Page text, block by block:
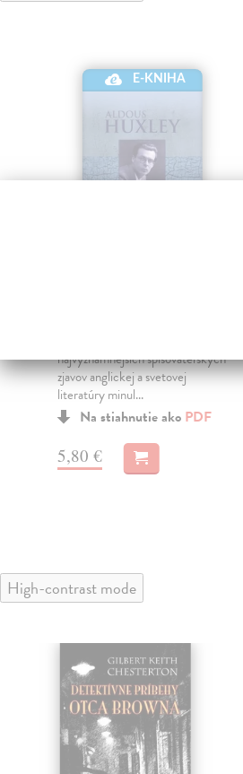
E-KNIHA
najvýznamnejších spisovateľských
zjavov anglickej a svetovej
literatúry minul...
Na stiahnutie ako PDF
5,80 €
High-contrast mode